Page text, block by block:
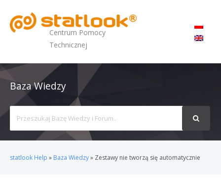
Centrum Pomocy
Technicznej
Baza Wiedzy
For
statlook Help » Baza Wiedzy» Zestawy nie tworzą się automatycznie